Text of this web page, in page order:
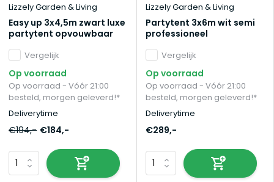
Lizzely Garden & Living
Easy up 3x4,5m zwart luxe
partytent opvouwbaar
Vergelijk
Op voorraad
Op voorraad - Vóór 21:00
besteld, morgen geleverd!*
Deliverytime
€194,- €184,-
Lizzely Garden & Living
Partytent 3x6m wit semi
professioneel
Vergelijk
Op voorraad
Op voorraad - Vóór 21:00
besteld, morgen geleverd!*
Deliverytime
€289,-